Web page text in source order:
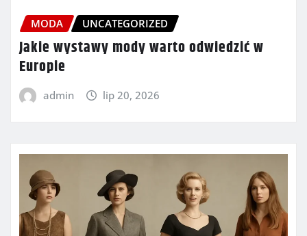
MODA UNCATEGORIZED
Jakie wystawy mody warto odwiedzić w
Europie
admin lip 20, 2026